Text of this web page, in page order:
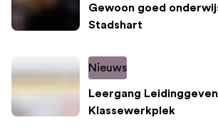
Gewoon goed
Stadshart
Nieuws
Leergang
Klassewerkplek